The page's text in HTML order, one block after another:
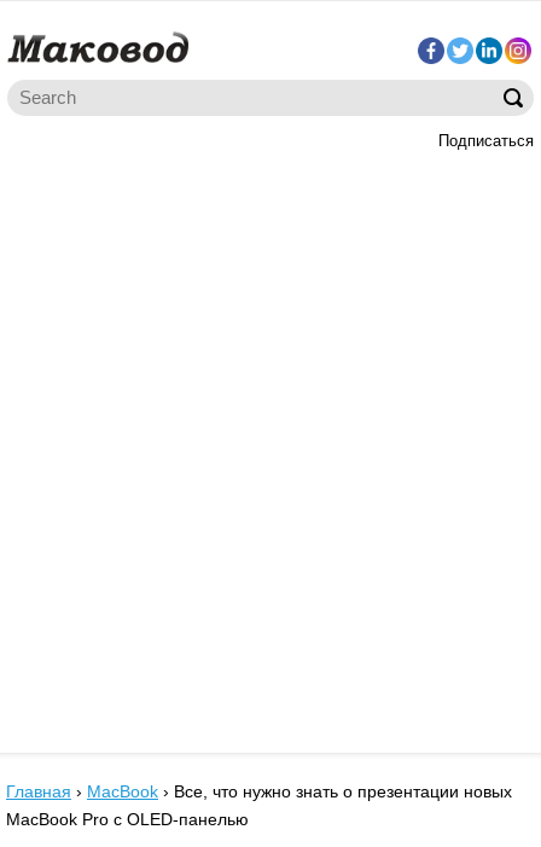
Подписаться
Главная › MacBook › Все, что нужно знать о презентации новых
MacBook Pro с OLED-панелью